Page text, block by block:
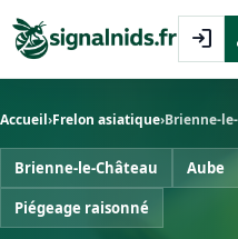
login
Accueil›Frelon asiatique›Brienne-
Brienne-le-Château Aube
Piégeage raisonné